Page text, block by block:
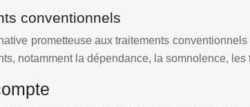
conventionnels
prometteuse aux traitements
notamment la dépendance, la somnolence,